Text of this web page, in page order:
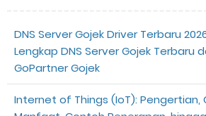
DNS Server Gojek Driver Terbaru
Lengkap DNS Server Gojek Terbaru
GoPartner Gojek
Internet of Things (IoT): Pengertian,